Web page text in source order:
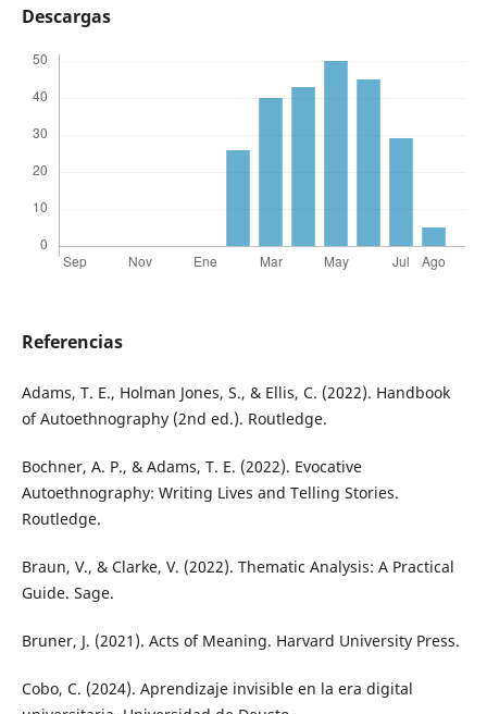
Descargas
Referencias
Adams, T. E., Holman Jones, S., & Ellis, C. (2022). Handbook
of Autoethnography (2nd ed.). Routledge.
Bochner, A. P., & Adams, T. E. (2022). Evocative
Autoethnography: Writing Lives and Telling Stories.
Routledge.
Braun, V., & Clarke, V. (2022). Thematic Analysis: A Practical
Guide. Sage.
Bruner, J. (2021). Acts of Meaning. Harvard University Press.
Cobo, C. (2024). Aprendizaje invisible en la era digital